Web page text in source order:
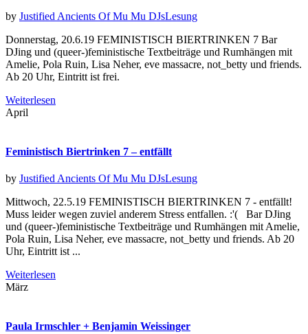
by Justified Ancients Of Mu Mu DJsLesung
Donnerstag, 20.6.19 FEMINISTISCH BIERTRINKEN 7 Bar
DJing und (queer-)feministische Textbeiträge und Rumhängen mit
Amelie, Pola Ruin, Lisa Neher, eve massacre, not_betty und friends.
Ab 20 Uhr, Eintritt ist frei.
Weiterlesen
April
Feministisch Biertrinken 7 – entfällt
by Justified Ancients Of Mu Mu DJsLesung
Mittwoch, 22.5.19 FEMINISTISCH BIERTRINKEN 7 - entfällt!
Muss leider wegen zuviel anderem Stress entfallen. :'( Bar DJing
und (queer-)feministische Textbeiträge und Rumhängen mit Amelie,
Pola Ruin, Lisa Neher, eve massacre, not_betty und friends. Ab 20
Uhr, Eintritt ist ...
Weiterlesen
März
Paula Irmschler + Benjamin Weissinger